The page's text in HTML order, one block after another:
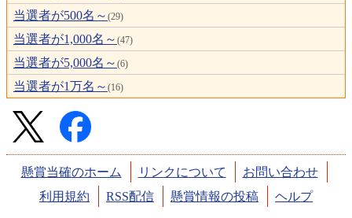
当選者が500名～ (29)
当選者が1,000名～ (47)
当選者が5,000名～ (6)
当選者が1万名～ (16)
懸賞当確のホーム リンクについて
お問い合わせ
利用規約
RSS配信 懸賞情報の投稿 ヘルプ